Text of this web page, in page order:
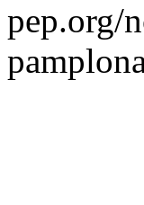
pep.org/